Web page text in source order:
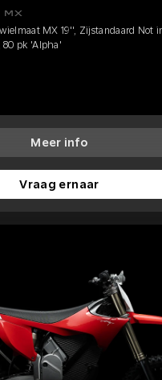
MX
MX 19'', Zijstandaard Not
80 pk 'Alpha'
Meer info
Vraag ernaar